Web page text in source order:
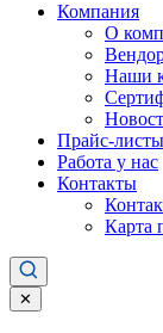
Компания
О
Наши
Прайс-листы
Работа у нас
Контакты
Карта
✕